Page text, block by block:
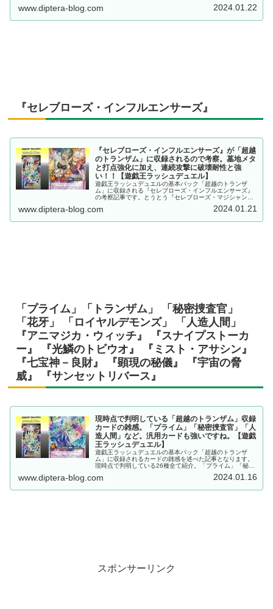
www.diptera-blog.com 2024.01.22
『セレブローズ・インフルエンサーズ』
『セレブローズ・インフルエンサーズ』が「超越
のトランザム」に収録されるので考察。墓地メタ
と打点強化に加え、連続攻撃に破壊耐性と強
い！！【遊戯王ラッシュデュエル】
遊戯王ラッシュデュエルの基本パック「超越のトランザ
ム」に収録される『セレブローズ・インフルエンサーズ』
の考察記事です。とうとう『セレブローズ・マジシャン』
ンスターにもフュージョン先が追加されました。
www.diptera-blog.com 2024.01.21
「プライム」「トランザム」 「秘密捜査官」
「花牙」 「ロイヤルデモンズ」 「人造人間」
『アニマジカ・ウィッチ』 『スナイプストーカ
ー』 『光鱗のトビウオ』 『ミスト・アサシン』
『七宝神－良財』 『顕現の秘儀』 『宇宙の脅
威』 『サンセットリバース』
現時点で判明している「超越のトランザム」収録
カードの雑感。「プライム」「秘密捜査官」「人
造人間」など。汎用カードも強いですね。【遊戯
王ラッシュデュエル】
遊戯王ラッシュデュエルの基本パック「超越のトランザ
ム」に収録されるカードの雑感を述べた記事となります。
現時点で判明している26種全て紹介。「プライム」「秘密
ます。その他、汎用カードも強力です。
www.diptera-blog.com 2024.01.16
スポンサーリンク